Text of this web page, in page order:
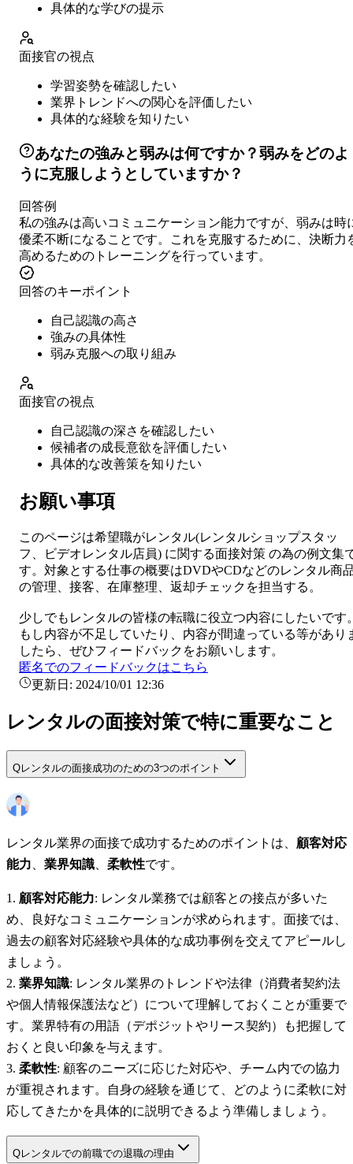
具体的な学びの提示
面接官の視点
学習姿勢を確認したい
業界トレンドへの関心を評価したい
具体的な経験を知りたい
あなたの強みと弱みは何ですか？弱みをどのよ
うに克服しようとしていますか？
回答例
私の強みは高いコミュニケーション能力ですが、弱みは時
優柔不断になることです。これを克服するために、決断力
高めるためのトレーニングを行っています。
回答のキーポイント
自己認識の高さ
強みの具体性
弱み克服への取り組み
面接官の視点
自己認識の深さを確認したい
候補者の成長意欲を評価したい
具体的な改善策を知りたい
お願い事項
このページは希望職がレンタル(レンタルショップスタッ
フ、ビデオレンタル店員) に関する面接対策 の為の例文集
す。対象とする仕事の概要はDVDやCDなどのレンタル商
の管理、接客、在庫整理、返却チェックを担当する。
少しでも レンタルの皆様の転職に役立つ内容にしたいです
もし内容が不足していたり、内容が間違っている等があり
したら、ぜひフィードバックをお願いします。
匿名でのフィードバックはこちら
更新日: 2024/10/01 12:36
レンタルの面接対策で特に重要なこと
Qレンタルの面接成功のための3つのポイント
レンタル業界の面接で成功するためのポイントは、 顧客対応
能力
業界知識 柔軟性です。
顧客対応能力: レンタル業務では顧客との接点が多いた
め、良好なコミュニケーションが求められます。面接では、
過去の顧客対応経験や具体的な成功事例を交えてアピールし
ましょう。
業界知識: レンタル業界のトレンドや法律（消費者契約法
や個人情報保護法など）について理解しておくことが重要で
す。業界特有の用語（デポジットやリース契約）も把握して
おくと良い印象を与えます。
柔軟性: 顧客のニーズに応じた対応や、チーム内での協力
が重視されます。自身の経験を通じて、どのように柔軟に対
応してきたかを具体的に説明できるよう準備しましょう。
Qレンタルでの前職での退職の理由